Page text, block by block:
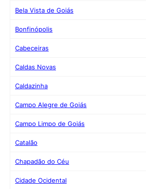
Bela Vista de Goiás
Bonfinópolis
Cabeceiras
Caldas Novas
Caldazinha
Campo Alegre de Goiás
Campo Limpo de Goiás
Catalão
Chapadão do Céu
Cidade Ocidental